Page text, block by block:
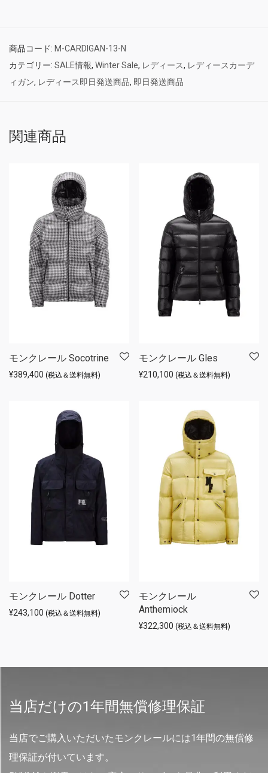
商品コード: M-CARDIGAN-13-N
カテゴリー: SALE情報, Winter Sale, レディース, レディースカーデ
ィガン, レディース即日発送商品, 即日発送商品
関連商品
モンクレール Socotrine
¥389,400 (税込＆送料無料)
モンクレール Gles
¥210,100 (税込＆送料無料)
モンクレール Dotter
¥243,100 (税込＆送料無料)
モンクレール
Anthemiock
¥322,300 (税込＆送料無料)
当店だけの1年間無償修理保証
当店でご購入いただいたモンクレールには1年間の無償修
理保証が付いています。